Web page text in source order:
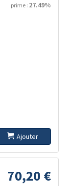
prime : 27.49%
Ajouter
70,20 €